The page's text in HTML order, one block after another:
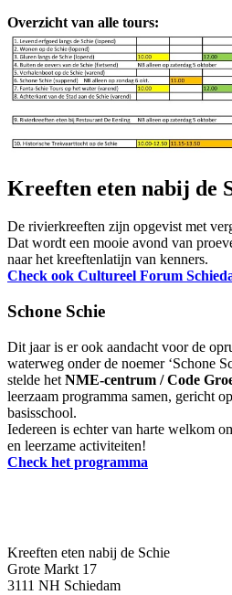
Overzicht van alle tours:
Kreeften eten nabij de
De rivierkreeften zijn opgevist met
Dat wordt een mooie avond van
naar het kreeftenlatijn van kenners.
Check ook Cultureel Forum
Schone Schie
Dit jaar is er ook aandacht voor de
waterweg onder de noemer ‘Schone
stelde het NME-centrum / Code
leerzaam programma samen, gericht
basisschool.
Iedereen is echter van harte welkom
en leerzame activiteiten!
Check het programma
Kreeften eten nabij de Schie
Grote Markt 17
3111 NH Schiedam